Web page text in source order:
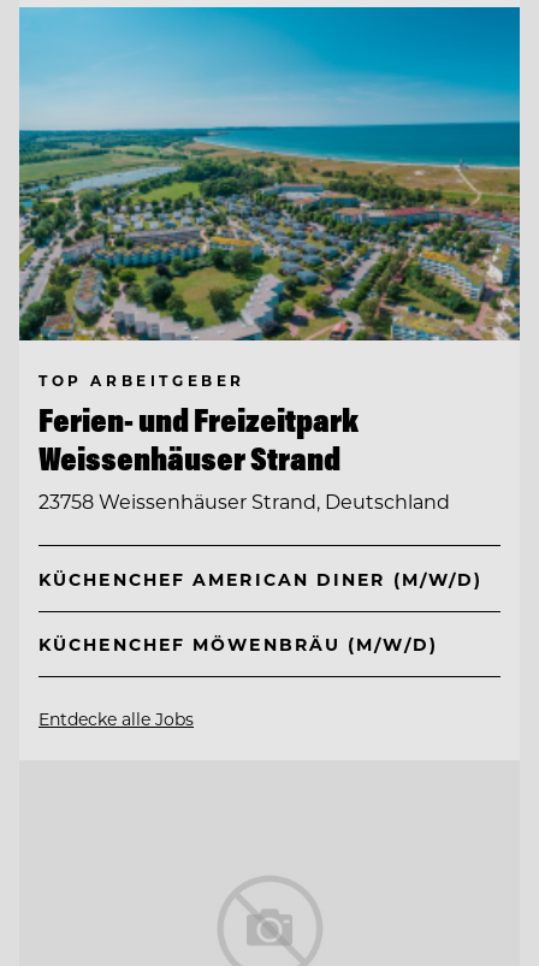
TOP ARBEITGEBER
Ferien- und Freizeitpark
Weissenhäuser Strand
23758 Weissenhäuser Strand, Deutschland
KÜCHENCHEF AMERICAN DINER (M/W/D)
KÜCHENCHEF MÖWENBRÄU (M/W/D)
Entdecke alle Jobs